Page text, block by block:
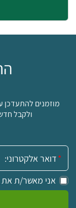
מוזמנים להתעדכן
ולקבל
אימייל:
אני מאשר/ת את